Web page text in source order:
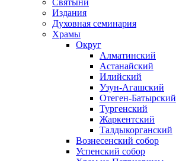
Издания
Духовная семинария
Храмы
Округ
Алматинский
Астанайский
Илийский
Узун-Агашский
Отеген-Батырский
Тургенский
Жаркентский
Талдыкорганский
Вознесенский собор
Успенский собор